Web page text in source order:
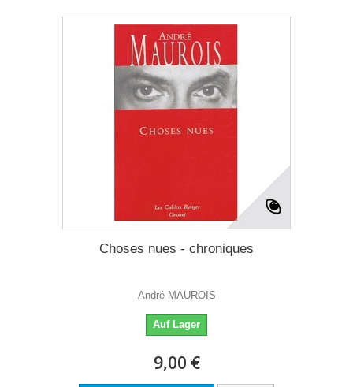
Choses nues - chroniques
André MAUROIS
Auf Lager
9,00 €